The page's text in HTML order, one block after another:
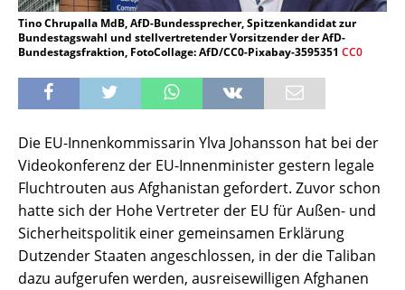
Tino Chrupalla MdB, AfD-Bundessprecher, Spitzenkandidat zur
Bundestagswahl und stellvertretender Vorsitzender der AfD-
Bundestagsfraktion, FotoCollage: AfD/CC0-Pixabay-3595351 CC0
Die EU-Innenkommissarin Ylva Johansson hat bei der
Videokonferenz der EU-Innenminister gestern legale
Fluchtrouten aus Afghanistan gefordert. Zuvor schon
hatte sich der Hohe Vertreter der EU für Außen- und
Sicherheitspolitik einer gemeinsamen Erklärung
Dutzender Staaten angeschlossen, in der die Taliban
dazu aufgerufen werden, ausreisewilligen Afghanen